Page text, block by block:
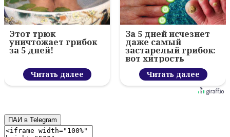
Этот трюк
уничтожает грибок
за 5 дней!
Читать далее
За 5 дней исчезнет
даже самый
застарелый грибок:
вот хитрость
Читать далее
ПАИ в Telegram